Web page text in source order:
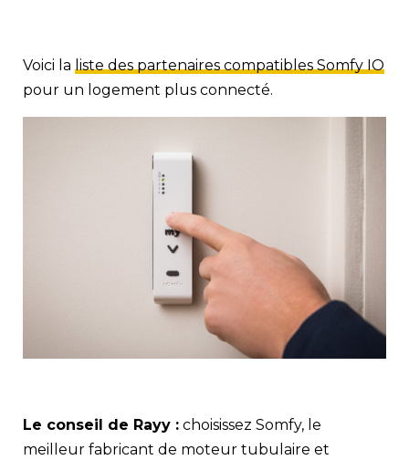
Voici la liste des partenaires compatibles Somfy IO
pour un logement plus connecté.
Le conseil de Rayy : choisissez Somfy, le
meilleur fabricant de moteur tubulaire et